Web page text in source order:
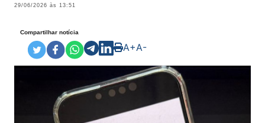
29/06/2026 às 13:51
Compartilhar notícia
A+A-